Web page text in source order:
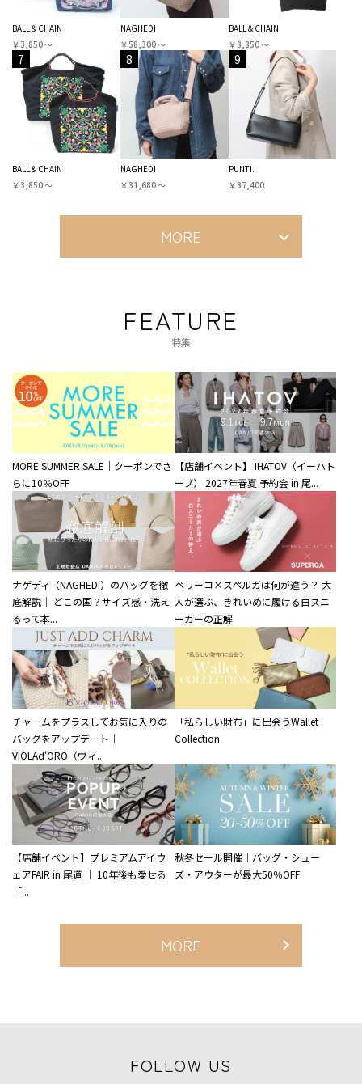
BALL＆CHAIN
￥3,850 〜
NAGHEDI
￥58,300 〜
BALL＆CHAIN
￥3,850 〜
7
BALL＆CHAIN
￥3,850 〜
8
NAGHEDI
￥31,680 〜
9
PUNTI.
￥37,400
MORE
FEATURE
特集
MORE SUMMER SALE｜クーポンでさ
らに10％OFF
【店舗イベント】 IHATOV（イーハト
ーブ） 2027年春夏 予約会 in 尾...
ナゲディ（NAGHEDI）のバッグを徹
底解説｜ どこの国？サイズ感・洗え
るって本...
ペリーコ×スペルガは何が違う？ 大
人が選ぶ、きれいめに履ける白スニ
ーカーの正解
チャームをプラスしてお気に入りの
バッグをアップデート｜
VIOLAd'ORO（ヴィ...
「私らしい財布」に出会うWallet
Collection
【店舗イベント】プレミアムアイウ
ェアFAIR in 尾道 ｜ 10年後も愛せる
「...
秋冬セール開催｜バッグ・シュー
ズ・アウターが最大50％OFF
MORE
FOLLOW US